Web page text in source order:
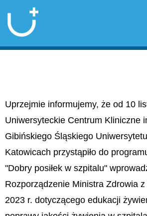
Uprzejmie informujemy, że od 10
Uniwersyteckie Centrum Kliniczne
Gibińskiego Śląskiego
Katowicach przystąpiło do
"Dobry posiłek w szpitalu"
Rozporządzenie Ministra Zdrowia
2023 r. dotyczącego edukacji